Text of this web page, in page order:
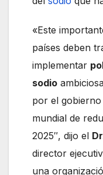
«Este
países deben
implementar
sodio
por el
mundial de
2025″, dijo el
director
una